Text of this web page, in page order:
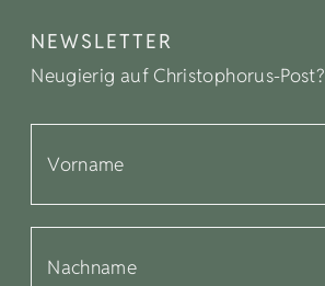
NEWSLETTER
Neugierig auf Christophorus-Post?